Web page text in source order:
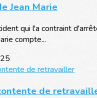
Jean Marie
qui l'a contraint
compte...
de